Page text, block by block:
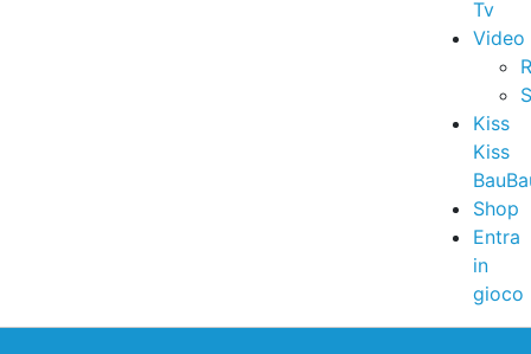
Tv
Video
Kiss
Kiss
Shop
Entra
in
gioco